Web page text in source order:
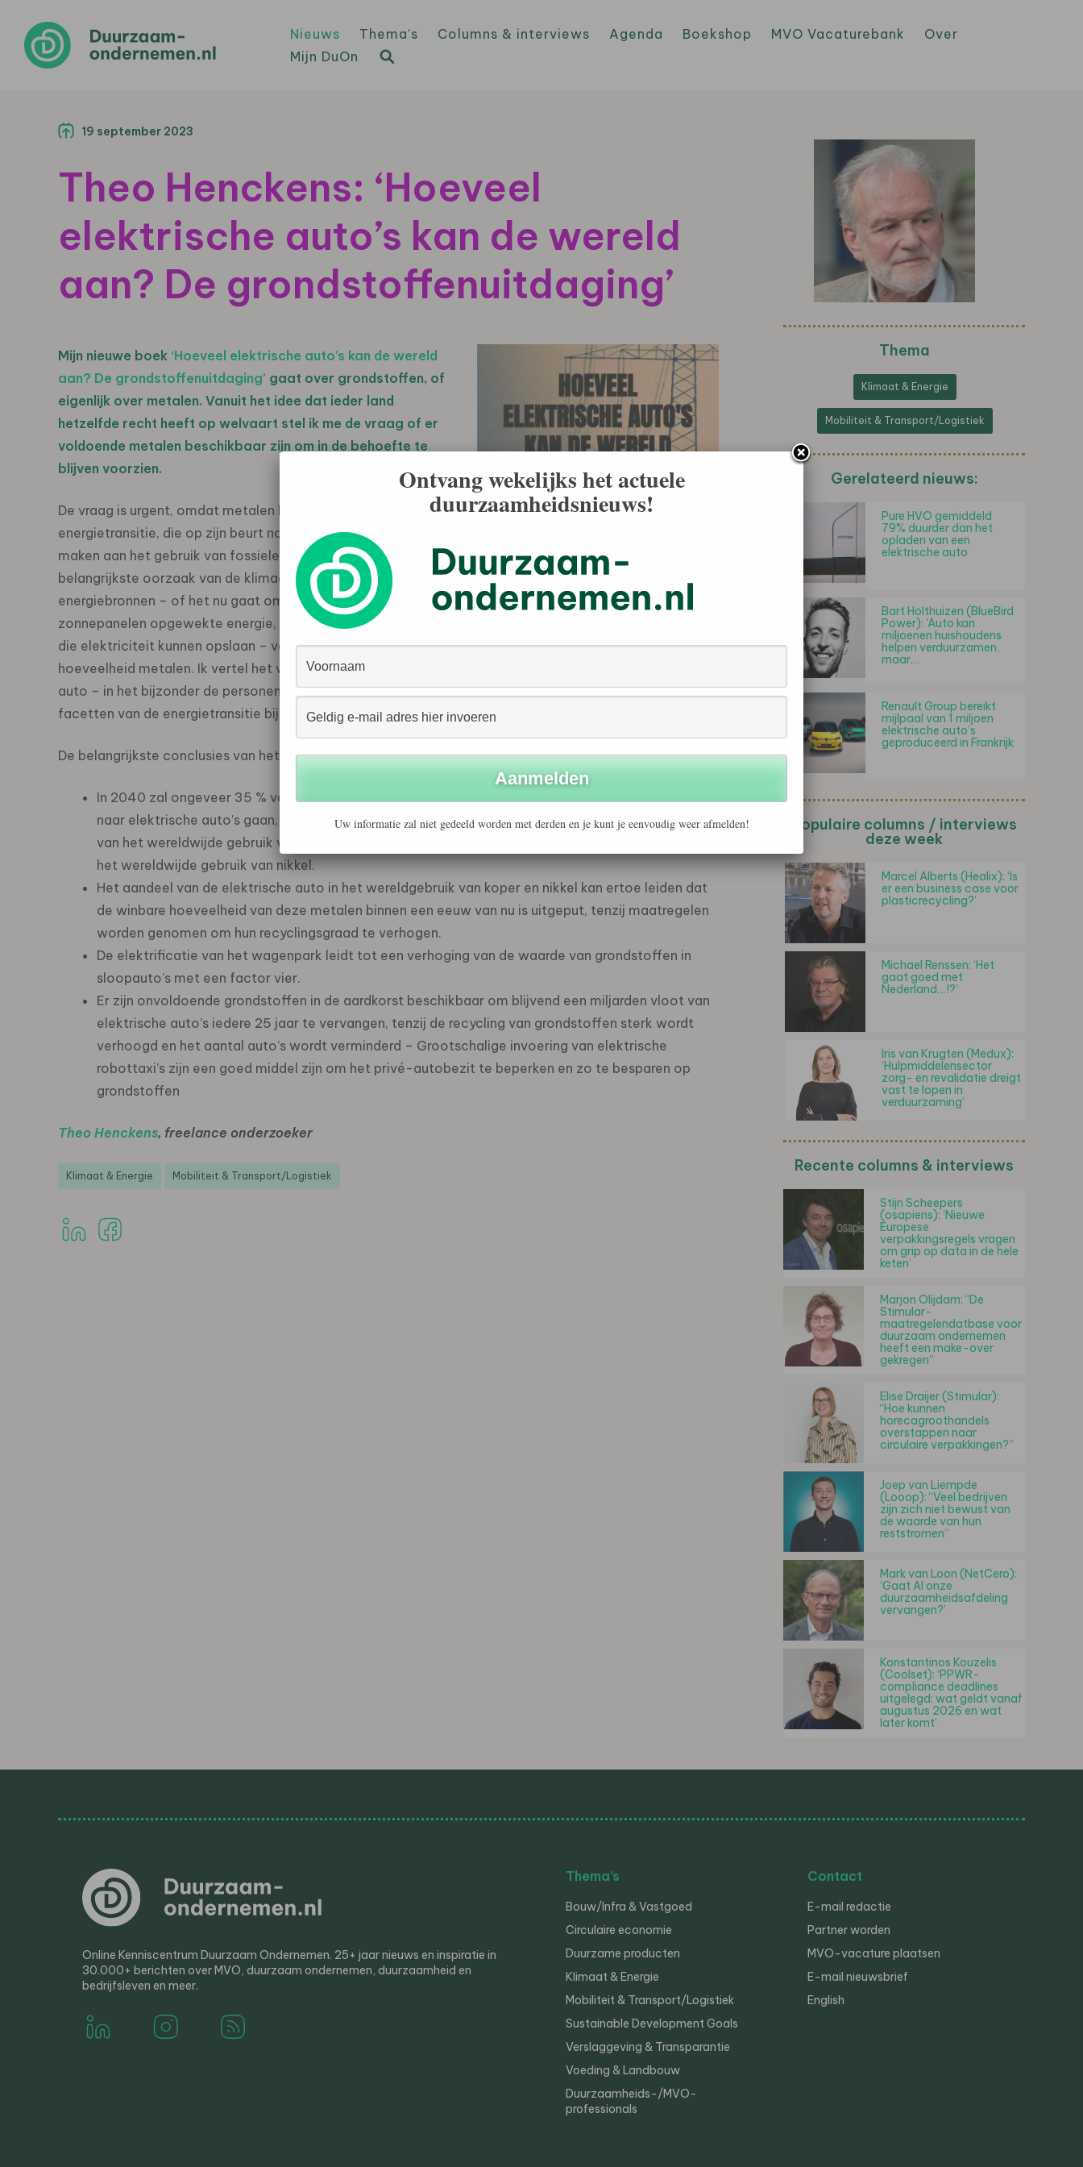
Nieuws Thema’s Columns & interviews Agenda Boekshop MVO Vacaturebank
Over
Mijn DuOn
19 september 2023
Theo Henckens: ‘Hoeveel
elektrische auto’s kan de wereld
aan? De grondstoffenuitdaging’
Mijn nieuwe boek ‘Hoeveel elektrische auto’s kan de wereld
aan? De grondstoffenuitdaging’ gaat over grondstoffen, of
eigenlijk over metalen. Vanuit het idee dat ieder land
hetzelfde recht heeft op welvaart stel ik me de vraag of er
voldoende metalen beschikbaar zijn om in de behoefte te
blijven voorzien.
De vraag is urgent, omdat metalen hard nodig zijn voor de
energietransitie, die op zijn beurt nodig is om een einde te
maken aan het gebruik van fossiele brandstoffen, de
belangrijkste oorzaak van de klimaatverandering. Duurzame
energiebronnen – of het nu gaat om door windturbines en
zonnepanelen opgewekte energie, of bijvoorbeeld om accu’s
die elektriciteit kunnen opslaan – vergen allemaal een grote
hoeveelheid metalen. Ik vertel het verhaal aan de hand van de
auto – in het bijzonder de personenauto. Daarin komen veel
facetten van de energietransitie bijeen.
De belangrijkste conclusies van het boek zijn:
In 2040 zal ongeveer 35 % van het wereldwijde gebruik van het zeldzame aardmetaal dysprosium
naar elektrische auto’s gaan, ongeveer 10 % van het wereldwijde gebruik van koper, ongeveer 40%
van het wereldwijde gebruik van lithium, 60% van het wereldwijde gebruik van kobalt en 45% van
het wereldwijde gebruik van nikkel.
Het aandeel van de elektrische auto in het wereldgebruik van koper en nikkel kan ertoe leiden dat
de winbare hoeveelheid van deze metalen binnen een eeuw van nu is uitgeput, tenzij maatregelen
worden genomen om hun recyclingsgraad te verhogen.
De elektrificatie van het wagenpark leidt tot een verhoging van de waarde van grondstoffen in
sloopauto’s met een factor vier.
Er zijn onvoldoende grondstoffen in de aardkorst beschikbaar om blijvend een miljarden vloot van
elektrische auto’s iedere 25 jaar te vervangen, tenzij de recycling van grondstoffen sterk wordt
verhoogd en het aantal auto’s wordt verminderd – Grootschalige invoering van elektrische
robottaxi’s zijn een goed middel zijn om het privé-autobezit te beperken en zo te besparen op
grondstoffen
Theo Henckens, freelance onderzoeker
Klimaat & Energie Mobiliteit & Transport/Logistiek
Thema
Klimaat & Energie
Mobiliteit & Transport/Logistiek
Gerelateerd nieuws:
Pure HVO gemiddeld
79% duurder dan het
opladen van een
elektrische auto
Bart Holthuizen (BlueBird
Power): 'Auto kan
miljoenen huishoudens
helpen verduurzamen,
maar…
Renault Group bereikt
mijlpaal van 1 miljoen
elektrische auto’s
geproduceerd in Frankrijk
Populaire columns / interviews
deze week
Marcel Alberts (Healix): ‘Is
er een business case voor
plasticrecycling?’
Michael Renssen: ‘Het
gaat goed met
Nederland…!?’
Iris van Krugten (Medux):
‘Hulpmiddelensector
zorg- en revalidatie dreigt
vast te lopen in
verduurzaming’
Recente columns & interviews
Stijn Scheepers
(osapiens): ‘Nieuwe
Europese
verpakkingsregels vragen
om grip op data in de hele
keten’
Marjon Olijdam: “De
Stimular-
maatregelendatbase voor
duurzaam ondernemen
heeft een make-over
gekregen”
Elise Draijer (Stimular):
“Hoe kunnen
horecagroothandels
overstappen naar
circulaire verpakkingen?”
Joep van Liempde
(Looop): “Veel bedrijven
zijn zich niet bewust van
de waarde van hun
reststromen”
Mark van Loon (NetCero):
‘Gaat AI onze
duurzaamheidsafdeling
vervangen?’
Konstantinos Kouzelis
(Coolset): ‘PPWR-
compliance deadlines
uitgelegd: wat geldt vanaf
augustus 2026 en wat
later komt’
Online Kenniscentrum Duurzaam Ondernemen. 25+ jaar nieuws en inspiratie in
30.000+ berichten over MVO, duurzaam ondernemen, duurzaamheid en
bedrijfsleven en meer.
Thema’s
Bouw/Infra & Vastgoed
Circulaire economie
Duurzame producten
Klimaat & Energie
Mobiliteit & Transport/Logistiek
Sustainable Development Goals
Verslaggeving & Transparantie
Voeding & Landbouw
Duurzaamheids-/MVO-
professionals
Contact
E-mail redactie
Partner worden
MVO-vacature plaatsen
E-mail nieuwsbrief
English
Ontvang wekelijks het actuele
duurzaamheidsnieuws!
Uw informatie zal niet gedeeld worden met derden en je kunt je eenvoudig weer afmelden!